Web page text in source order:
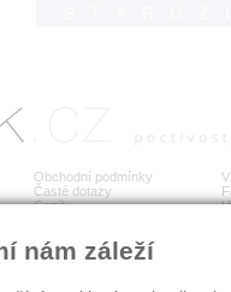
Obchodní podmínky
Časté dotazy
Ceník
č. 176 501 Stříbrná
nám záleží